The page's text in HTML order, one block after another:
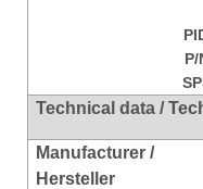
P/
Technical data /
Manufacturer /
Hersteller